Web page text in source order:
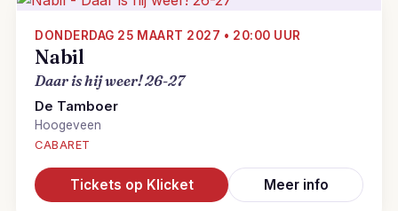
DONDERDAG 25 MAART 2027 • 20:00 UUR
Nabil
Daar is hij weer! 26-27
De Tamboer
Hoogeveen
CABARET
Tickets op Klicket Meer info